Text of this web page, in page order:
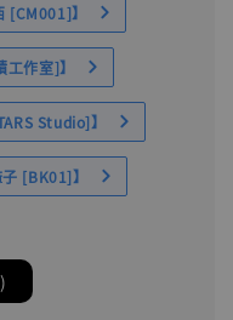
】
作室]】
Studio]】
[BK01]】